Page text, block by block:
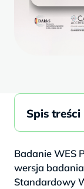
Badanie WES
wersja
Standardowy
Spis treści